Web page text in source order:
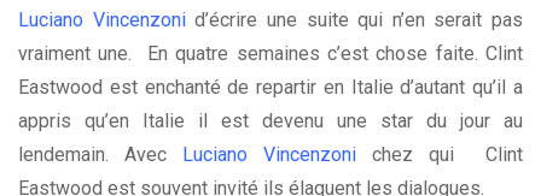
Luciano Vincenzonid’écrire une suite qui n’en serait pas
vraiment une. En quatre semaines c’est chose faite. Clint
Eastwood est enchanté de repartir en Italie d’autant qu’il a
appris qu’en Italie il est devenu une star du jour au
lendemain. Avec
Luciano Vincenzoni chez qui Clint
Eastwood est souvent invité ils élaguent les dialogues.